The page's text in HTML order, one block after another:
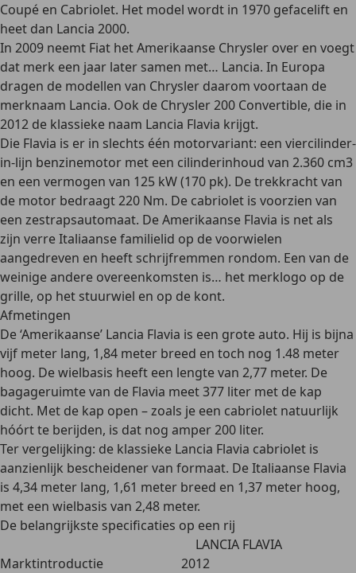
Coupé en Cabriolet. Het model wordt in 1970 gefacelift en
heet dan Lancia 2000.
In 2009 neemt Fiat het Amerikaanse Chrysler over en voegt
dat merk een jaar later samen met… Lancia. In Europa
dragen de modellen van Chrysler daarom voortaan de
merknaam Lancia. Ook de Chrysler 200 Convertible, die in
2012 de klassieke naam Lancia Flavia krijgt.
Die Flavia is er in slechts één motorvariant: een viercilinder-
in-lijn benzinemotor met een cilinderinhoud van 2.360 cm3
en een vermogen van 125 kW (170 pk). De trekkracht van
de motor bedraagt 220 Nm. De cabriolet is voorzien van
een zestrapsautomaat. De Amerikaanse Flavia is net als
zijn verre Italiaanse familielid op devoorwielen
aangedreven en heeft schrijfremmen rondom. Een van de
weinige andere overeenkomsten is… het merklogo op de
grille, op het stuurwiel en op de kont.
Afmetingen
De ‘Amerikaanse’ Lancia Flavia is een grote auto. Hij is bijna
vijf meter lang, 1,84 meter breed en toch nog 1.48 meter
hoog. De wielbasis heeft een lengte van 2,77 meter. De
bagageruimte van de Flavia meet 377 liter met de kap
dicht. Met de kap open – zoals je een cabriolet natuurlijk
hóórt te berijden, is dat nog amper 200 liter.
Ter vergelijking: de klassieke Lancia Flavia cabriolet is
aanzienlijk bescheidener van formaat. De Italiaanse Flavia
is 4,34 meter lang, 1,61 meter breed en 1,37 meter hoog,
met een wielbasis van 2,48 meter.
De belangrijkste specificaties op een rij
LANCIA FLAVIA
Marktintroductie
2012